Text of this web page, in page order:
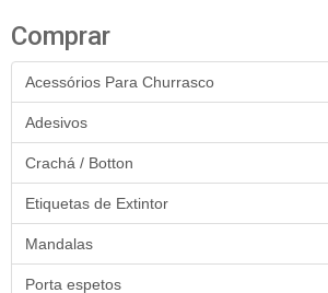
Comprar
Acessórios Para Churrasco
Adesivos
Crachá / Botton
Etiquetas de Extintor
Mandalas
Porta espetos